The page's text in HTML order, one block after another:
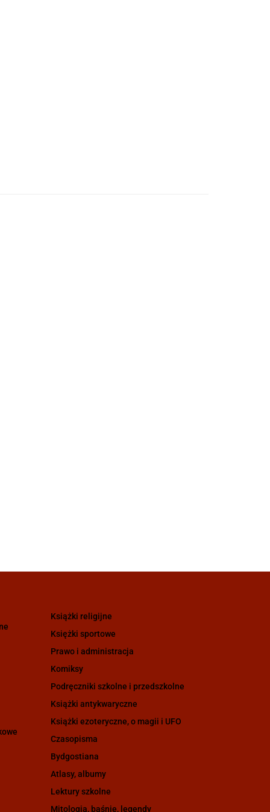
Książki religijne
Księżki sportowe
Prawo i administracja
Komiksy
Podręczniki szkolne i przedszkolne
Książki antykwaryczne
Książki ezoteryczne, o magii i UFO
Czasopisma
Bydgostiana
Atlasy, albumy
Lektury szkolne
Mitologia, baśnie, legendy